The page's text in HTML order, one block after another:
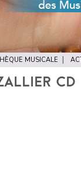
MUSICALE
CD